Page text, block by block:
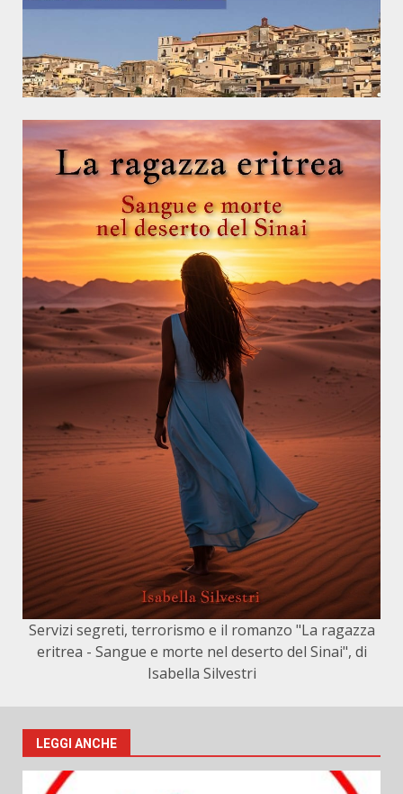
Servizi segreti, terrorismo e il romanzo "La ragazza
eritrea - Sangue e morte nel deserto del Sinai", di
Isabella Silvestri
LEGGI ANCHE